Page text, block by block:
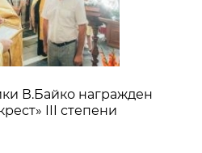
В.Байко награжден
III степени